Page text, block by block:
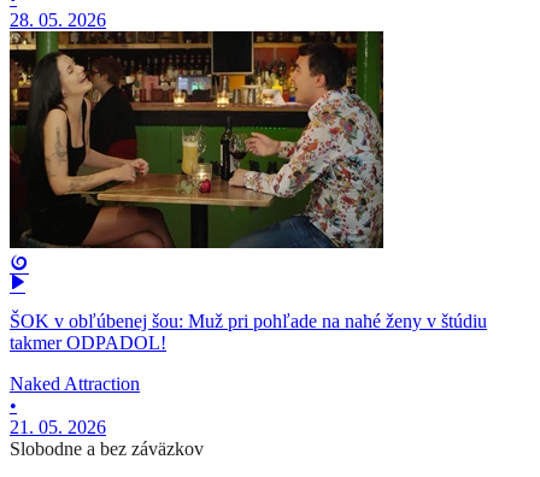
28. 05. 2026
ŠOK v obľúbenej šou: Muž pri pohľade na nahé ženy v štúdiu
takmer ODPADOL!
Naked Attraction
•
21. 05. 2026
Slobodne a bez záväzkov